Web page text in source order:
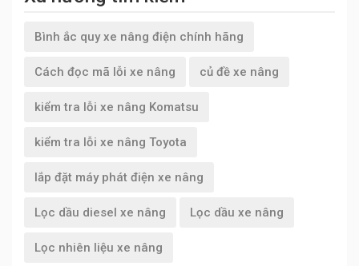
Bình ắc quy xe nâng điện chính hãng
Cách đọc mã lỗi xe nâng củ đề xe nâng
kiểm tra lỗi xe nâng Komatsu
kiểm tra lỗi xe nâng Toyota
lắp đặt máy phát điện xe nâng
Lọc dầu diesel xe nâng Lọc dầu xe nâng
Lọc nhiên liệu xe nâng